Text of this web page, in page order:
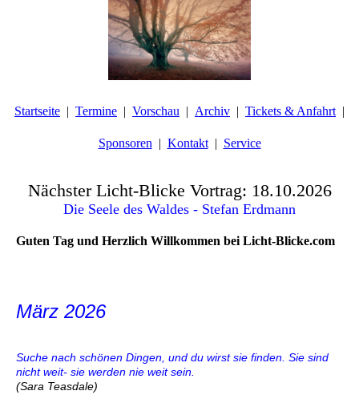
Startseite Termine Vorschau Archiv Tickets & Anfahrt
Sponsoren Kontakt Service
Nächster Licht-Blicke Vortrag: 18.10.2026
Die Seele des Waldes - Stefan Erdmann
Guten Tag und Herzlich Willkommen bei Licht-Blicke.com
März 2026
Suche nach schönen Dingen, und du wirst sie finden. Sie sind
nicht weit- sie werden nie weit sein.
(Sara Teasdale)